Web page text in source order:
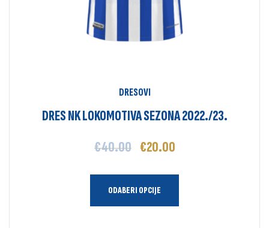
DRESOVI
DRES NK LOKOMOTIVA SEZONA 2022./23.
€40.00 €20.00
ODABERI OPCIJE